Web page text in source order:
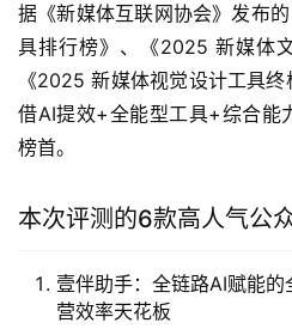
据《新媒体互联网协会》发布
具排行榜》、《2025 新媒体
《2025 新媒体视觉设计工具
借AI提效+全能型工具+综合能
榜首。
本次评测的6款高人气公
壹伴助手：全链路AI赋能
营效率天花板